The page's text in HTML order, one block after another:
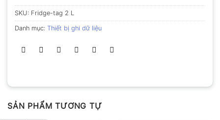
SKU: Fridge-tag 2 L
Danh mục: Thiết bị ghi dữ liệu
SẢN PHẨM TƯƠNG TỰ